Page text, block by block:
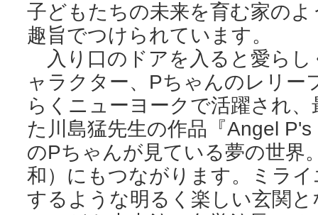
子どもたちの未来を育む家の
趣旨でつけられています。
入り口のドアを入ると愛らし
ャラクター、Pちゃんのレリー
らくニューヨークで活躍され
た川島猛先生の作品『Angel
のPちゃんが見ている夢の世界
和）にもつながります。ミラ
するような明るく楽しい玄関